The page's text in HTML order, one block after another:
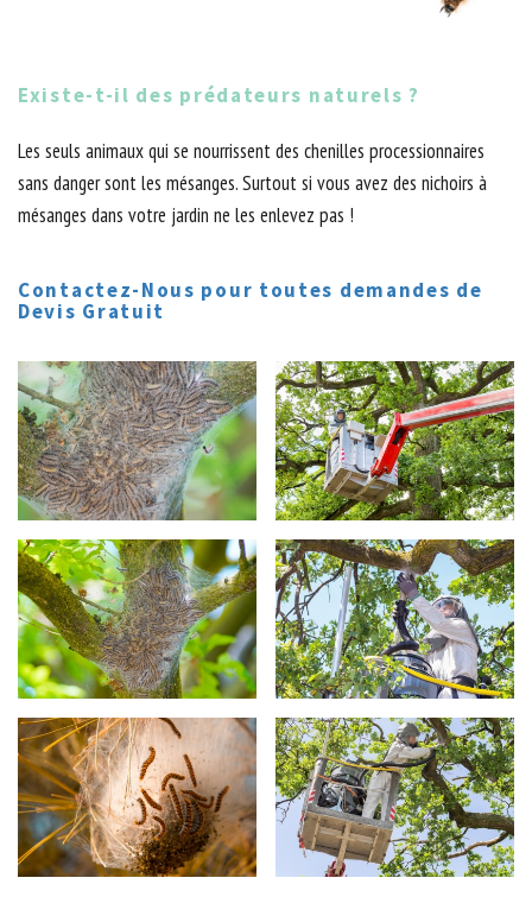
Existe-t-il des prédateurs naturels ?
Les seuls animaux qui se nourrissent des chenilles processionnaires
sans danger sont les mésanges. Surtout si vous avez des nichoirs à
mésanges dans votre jardin ne les enlevez pas !
Contactez-Nous pour toutes demandes de
Devis Gratuit